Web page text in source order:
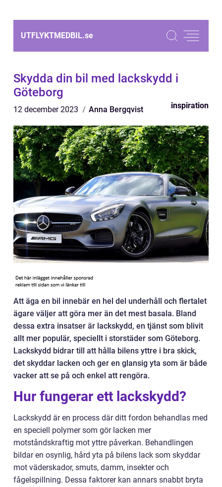
UTFLYKTMEDBIL.se
Skydda din bil med lackskydd i
Göteborg
12 december 2023 Anna Bergqvist inspiration
Att äga en bil innebär en hel del underhåll och flertalet
ägare väljer att göra mer än det mest basala. Bland
dessa extra insatser är lackskydd, en tjänst som blivit
allt mer populär, speciellt i storstäder som Göteborg.
Lackskydd bidrar till att hålla bilens yttre i bra skick,
det skyddar lacken och ger en glansig yta som är både
vacker att se på och enkel att rengöra.
Hur fungerar ett lackskydd?
Lackskydd är en process där ditt fordon behandlas med
en speciell polymer som gör lacken mer
motståndskraftig mot yttre påverkan. Behandlingen
bildar en osynlig, hård yta på bilens lack som skyddar
mot väderskador, smuts, damm, insekter och
fågelspillning. Dessa faktorer kan annars snabbt bryta